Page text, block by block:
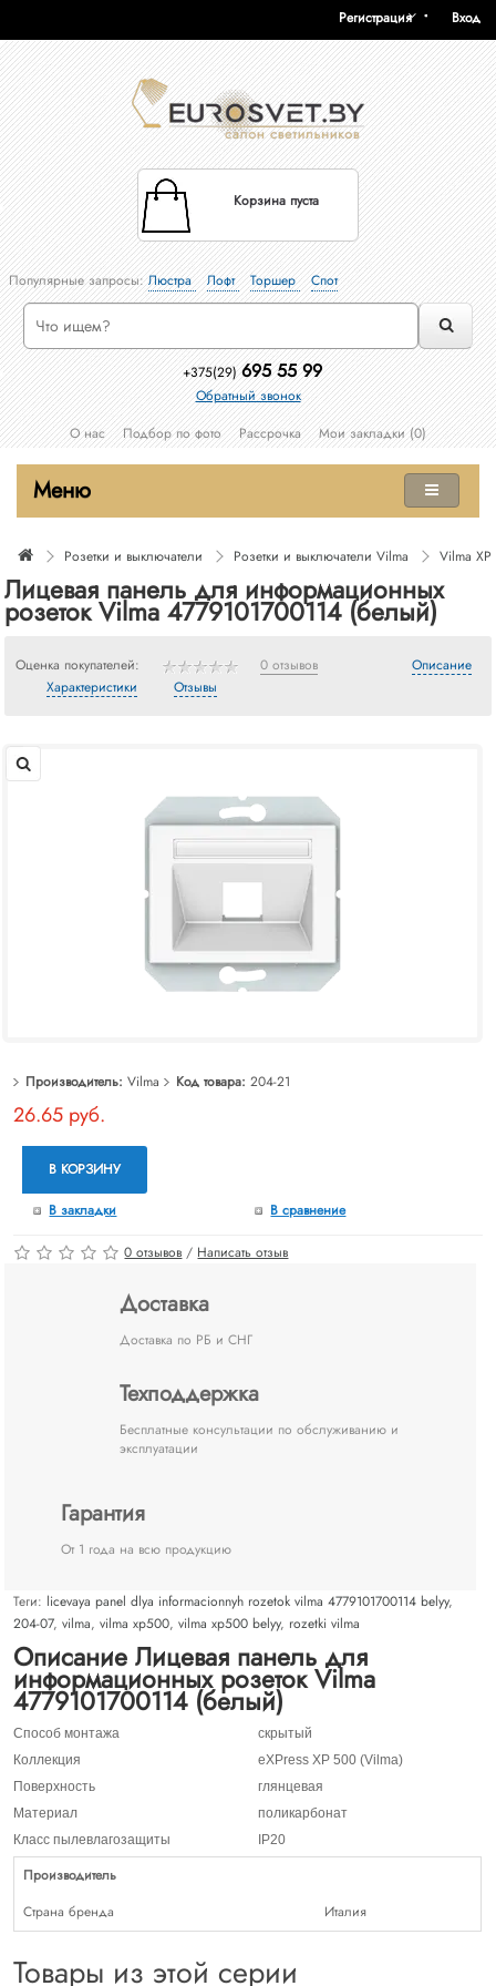
Вход
Регистрация
Корзина пуста
Популярные запросы:Люстра Лофт Торшер Спот
+375(29) 695 55 99
Обратный звонок
О нас
Подбор по фото Рассрочка Мои закладки (0)
Меню
Розетки и выключатели Розетки и выключатели Vilma Vilma
Лицевая панель для информационных
розеток Vilma 4779101700114 (белый)
Оценка покупателей: 0 отзывов
Описание
Характеристики
Отзывы
Производитель: Vilma Код товара: 204-21
26.65 руб.
В КОРЗИНУ
В закладки В сравнение
0 отзывов / Написать отзыв
Доставка
Доставка по РБ и СНГ
Техподдержка
Бесплатные консультации по обслуживанию и
эксплуатации
Гарантия
От 1 года на всю продукцию
Теги: licevaya panel dlya informacionnyh rozetok vilma 4779101700114 belyy,
204-07,vilma,vilma xp500,vilma xp500 belyy, rozetki vilma
Описание Лицевая панель для
информационных розеток Vilma
4779101700114 (белый)
Способ монтажа
скрытый
Коллекция
eXPress XP 500 (Vilma)
Поверхность
глянцевая
Материал
поликарбонат
Класс пылевлагозащиты
IP20
Производитель
Страна бренда
Италия
Товары из этой серии